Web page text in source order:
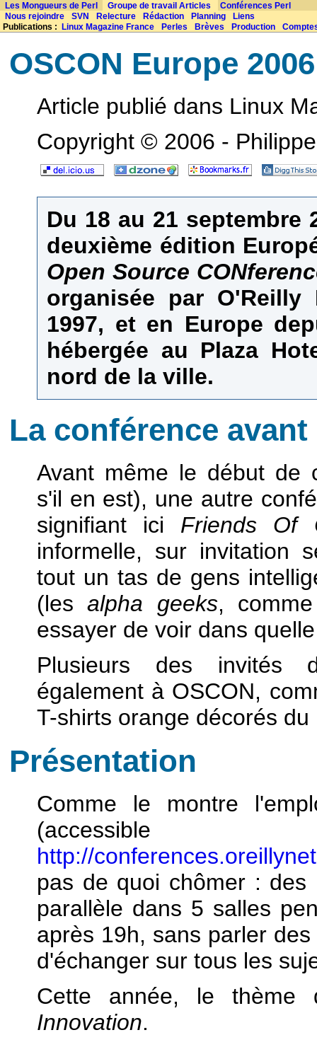
Les Mongueurs de Perl Groupe de travail Articles
Conférences Perl
Nous rejoindre
SVN Relecture Rédaction Planning
Liens
Publications : Linux Magazine France Perles Brèves Production
OSCON Europe 2006
Article publié dans Linux
Copyright © 2006 -
Du 18 au 21 septembre
deuxième édition
Open Source
organisée par O'Reilly
1997, et en Europe
hébergée au Plaza
nord de la ville.
La conférence
Avant même le début de
s'il en est), une autre
signifiant ici Friends Of
informelle, sur invitation
tout un tas de gens
(lesalpha geeks,
essayer de voir dans
Plusieurs des invités
également à OSCON,
T-shirts orange décorés
Présentation
Comme le montre
http://
pas de quoi chômer :
parallèle dans 5 salles
après 19h, sans parler
d'échanger sur tous les
Cette année, le
Innovation.